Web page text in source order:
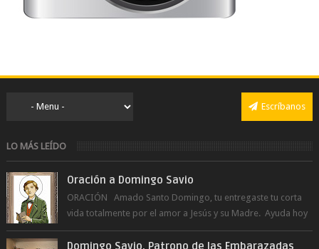
Escríbanos
LO MÁS LEÍDO
Oración a Domingo Savio
ORACIÓN Amado Santo Domingo, tu entregaste tu corta
vida totalmente por el amor a Jesús y su Madre. Ayuda hoy
a la juventud para ...
Domingo Savio, Patrono de las Embarazadas